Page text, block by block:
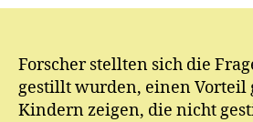
M
el
Forscher stellten sich die
gestillt wurden, einen Vorteil
Kindern zeigen, die nicht